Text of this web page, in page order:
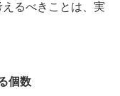
るべきことは、実
個数